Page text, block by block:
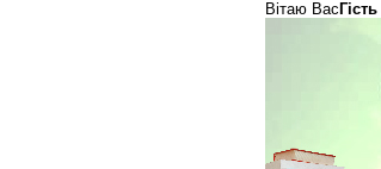
Вітаю Вас Гість